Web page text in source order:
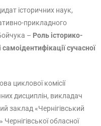
історичних наук,
прикладного
– Роль історико-
сучасної
циклової комісії
дисциплін, викладач
заклад «Чернігівський
обласної